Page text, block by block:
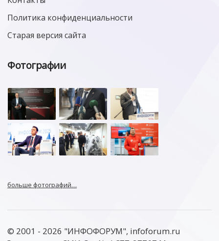
Политика конфиденциальности
Старая версия сайта
Фотографии
больше фотографий…
© 2001 - 2026 "ИНФОФОРУМ", infoforum.ru